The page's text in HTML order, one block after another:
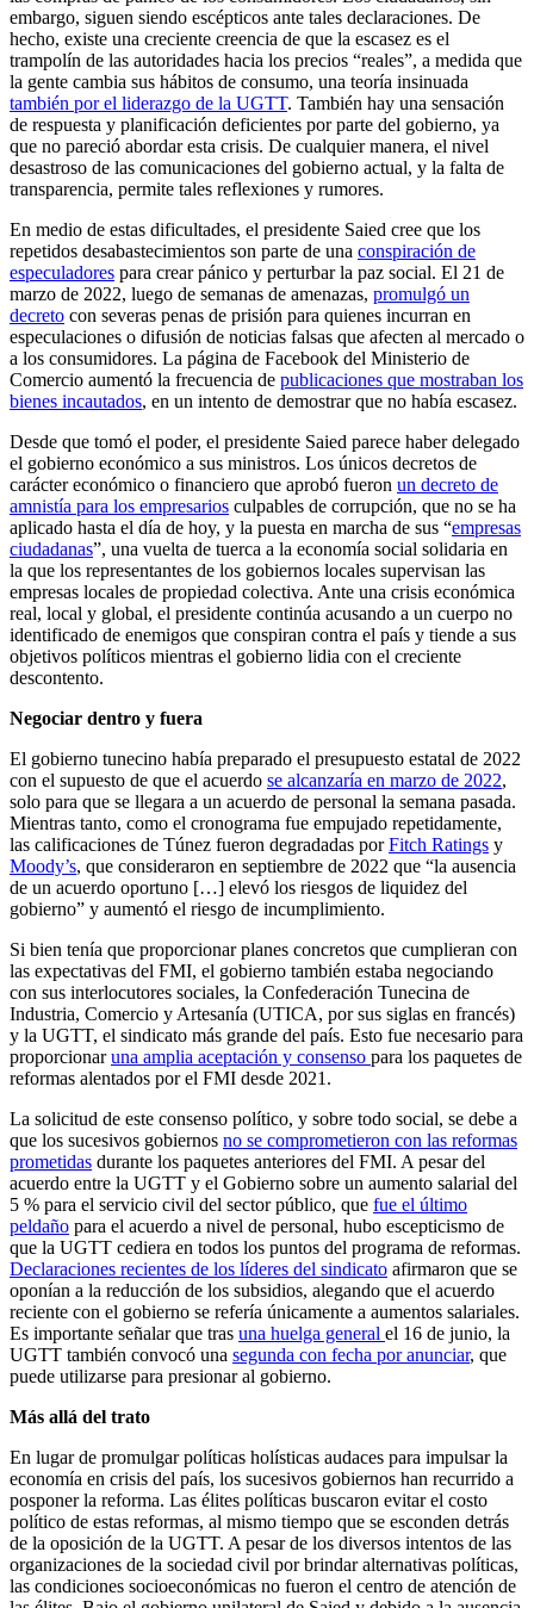
embargo, siguen siendo escépticos ante tales declaraciones. De
hecho, existe una creciente creencia de que la escasez es el
trampolín de las autoridades hacia los precios “reales”, a medida que
la gente cambia sus hábitos de consumo, una teoría insinuada
también por el liderazgo de la UGTT. También hay una sensación
de respuesta y planificación deficientes por parte del gobierno, ya
que no pareció abordar esta crisis. De cualquier manera, el nivel
desastroso de las comunicaciones del gobierno actual, y la falta de
transparencia, permite tales reflexiones y rumores.
En medio de estas dificultades, el presidente Saied cree que los
repetidos desabastecimientos son parte de una conspiración de
especuladores para crear pánico y perturbar la paz social. El 21 de
marzo de 2022, luego de semanas de amenazas, promulgó un
decreto con severas penas de prisión para quienes incurran en
especulaciones o difusión de noticias falsas que afecten al mercado o
a los consumidores. La página de Facebook del Ministerio de
Comercio aumentó la frecuencia de publicaciones que mostraban los
bienes incautados, en un intento de demostrar que no había escasez.
Desde que tomó el poder, el presidente Saied parece haber delegado
el gobierno económico a sus ministros. Los únicos decretos de
carácter económico o financiero que aprobó fueron un decreto de
amnistía para los empresarios culpables de corrupción, que no se ha
aplicado hasta el día de hoy, y la puesta en marcha de sus “empresas
ciudadanas”, una vuelta de tuerca a la economía social solidaria en
la que los representantes de los gobiernos locales supervisan las
empresas locales de propiedad colectiva. Ante una crisis económica
real, local y global, el presidente continúa acusando a un cuerpo no
identificado de enemigos que conspiran contra el país y tiende a sus
objetivos políticos mientras el gobierno lidia con el creciente
descontento.
Negociar dentro y fuera
El gobierno tunecino había preparado el presupuesto estatal de 2022
con el supuesto de que el acuerdo se alcanzaría en marzo de 2022,
solo para que se llegara a un acuerdo de personal la semana pasada.
Mientras tanto, como el cronograma fue empujado repetidamente,
las calificaciones de Túnez fueron degradadas porFitch Ratings y
Moody’s, que consideraron en septiembre de 2022 que “la ausencia
de un acuerdo oportuno […] elevó los riesgos de liquidez del
gobierno” y aumentó el riesgo de incumplimiento.
Si bien tenía que proporcionar planes concretos que cumplieran con
las expectativas del FMI, el gobierno también estaba negociando
con sus interlocutores sociales, la Confederación Tunecina de
Industria, Comercio y Artesanía (UTICA, por sus siglas en francés)
y la UGTT, el sindicato más grande del país. Esto fue necesario para
proporcionaruna amplia aceptación y consenso para los paquetes de
reformas alentados por el FMI desde 2021.
La solicitud de este consenso político, y sobre todo social, se debe a
que los sucesivos gobiernos no se comprometieron con las reformas
prometidas durante los paquetes anteriores del FMI. A pesar del
acuerdo entre la UGTT y el Gobierno sobre un aumento salarial del
5 % para el servicio civil del sector público, que fue el último
peldaño para el acuerdo a nivel de personal, hubo escepticismo de
que la UGTT cediera en todos los puntos del programa de reformas.
Declaraciones recientes de los líderes del sindicato afirmaron que se
oponían a la reducción de los subsidios, alegando que el acuerdo
reciente con el gobierno se refería únicamente a aumentos salariales.
Es importante señalar que tras una huelga general el 16 de junio, la
UGTT también convocó una segunda con fecha por anunciar, que
puede utilizarse para presionar al gobierno.
Más allá del trato
En lugar de promulgar políticas holísticas audaces para impulsar la
economía en crisis del país, los sucesivos gobiernos han recurrido a
posponer la reforma. Las élites políticas buscaron evitar el costo
político de estas reformas, al mismo tiempo que se esconden detrás
de la oposición de la UGTT. A pesar de los diversos intentos de las
organizaciones de la sociedad civil por brindar alternativas políticas,
las condiciones socioeconómicas no fueron el centro de atención de